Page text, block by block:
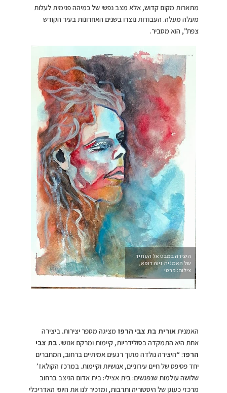
מתארות מקום קדוש, אלא מצב נפשי של כמיהה פנימית לעלות
מעלה מעלה. העבודות נוצרו בשנים האחרונות בעיר הקודש
צפת”, הוא מסביר.
היצירה במבט אל העתיד
של האמנית זיוה רופא,
צילום: פרטי
האמניתאורית בת צבי הרפז מציגה מספר יצירות. ביצירה
אחת היא התמקדה בסולידריות, קיימות ומרקם אנושי. בת צבי
הרפז: “היצירה נולדה מתוך רגעים אמיתיים ברחוב, המחברים
יחד פסיפס של חיים עירוניים, אנושיות וקיימות. במרכז הקולאז’
שלושה עולמות שנפגשים: בית אצילי: בית אדום הניצב ברחוב
מרכזי כעוגן של היסטוריה ותרבות, ומזכיר לנו את היופי האדריכלי